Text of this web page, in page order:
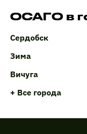
ОСАГО в
Сердобск
Зима
Вичуга
+ Все города